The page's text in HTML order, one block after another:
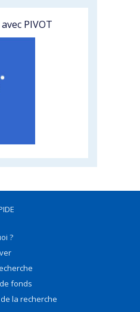
PIVOT
?
fonds
la recherche